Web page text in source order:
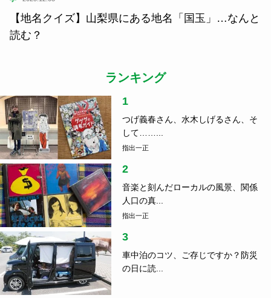
【地名クイズ】山梨県にある地名「国玉」…なんと
読む？
ランキング
1
つげ義春さん、水木しげるさん、そ
して……...
指出一正
2
音楽と刻んだローカルの風景、関係
人口の真...
指出一正
3
車中泊のコツ、ご存じですか？防災
の日に読...